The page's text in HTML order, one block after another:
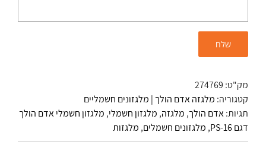
מק"ט: 274769
קטגוריה: מלגזה אדם הולך | מלגזונים חשמליים
תגיות:אדם הולך, מלגזה, מלגזון חשמלי, מלגזון חשמלי אדם הולך
דגם PS-16
, מלגזונים חשמלים, מלגזות